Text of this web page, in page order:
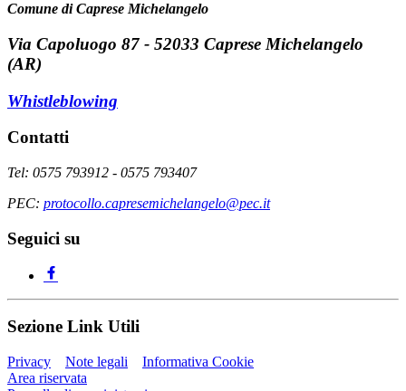
Comune di Caprese Michelangelo
Via Capoluogo 87 - 52033 Caprese Michelangelo
(AR)
Whistleblowing
Contatti
Tel: 0575 793912 - 0575 793407
PEC: protocollo.capresemichelangelo@pec.it
Seguici su
Sezione Link Utili
Privacy Note legali
Informativa Cookie
Area riservata